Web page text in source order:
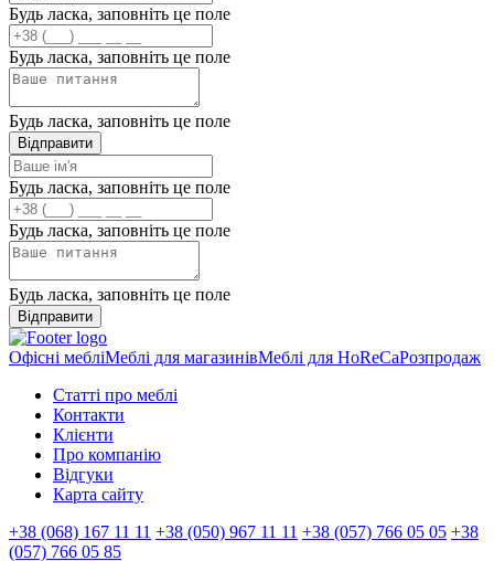
Будь ласка, заповніть це поле
Будь ласка, заповніть це поле
Будь ласка, заповніть це поле
Відправити
Будь ласка, заповніть це поле
Будь ласка, заповніть це поле
Будь ласка, заповніть це поле
Відправити
Офісні мебліМеблі для магазинівМеблі для HoReCaРозпродаж
Статті про меблі
Контакти
Клієнти
Про компанію
Відгуки
Карта сайту
+38 (068) 167 11 11 +38 (050) 967 11 11 +38 (057) 766 05 05 +38
(057) 766 05 85